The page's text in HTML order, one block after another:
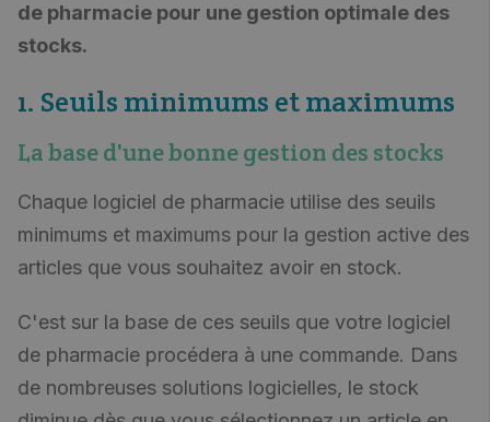
de pharmacie pour une gestion optimale des
stocks.
1. Seuils minimums et maximums
La base d'une bonne gestion des stocks
Chaque logiciel de pharmacie utilise des seuils
minimums et maximums pour la gestion active des
articles que vous souhaitez avoir en stock.
C'est sur la base de ces seuils que votre logiciel
de pharmacie procédera à une commande. Dans
de nombreuses solutions logicielles, le stock